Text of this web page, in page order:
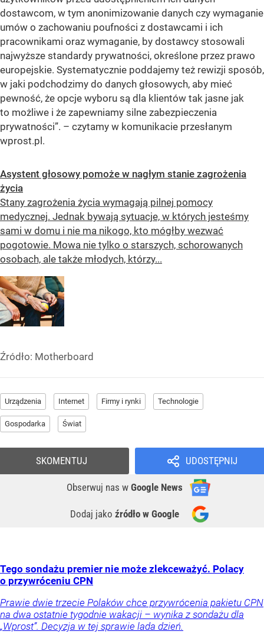
dostawcom, w tym anonimizowanie danych czy wymaganie
umów o zachowaniu poufności z dostawcami i ich
pracownikami oraz wymaganie, by dostawcy stosowali
najwyższe standardy prywatności, określone przez prawo
europejskie. Systematycznie poddajemy też rewizji sposób,
w jaki podchodzimy do danych głosowych, aby mieć
pewność, że opcje wyboru są dla klientów tak jasne jak
to możliwe i że zapewniamy silne zabezpieczenia
prywatności”. – czytamy w komunikacie przesłanym
wprost.pl.
Asystent głosowy pomoże w nagłym stanie zagrożenia
życia
Stany zagrożenia życia wymagają pilnej pomocy
medycznej. Jednak bywają sytuacje, w których jesteśmy
sami w domu i nie ma nikogo, kto mógłby wezwać
pogotowie. Mowa nie tylko o starszych, schorowanych
osobach, ale także młodych, którzy...
Źródło: Motherboard
Urządzenia Internet Firmy i rynki Technologie
Gospodarka Świat
UDOSTĘPNIJ
Obserwuj nas w Google News
Dodaj jako źródło w Google
SKOMENTUJ
Tego sondażu premier nie może zlekceważyć. Polacy
o przywróceniu CPN
Prawie dwie trzecie Polaków chce przywrócenia pakietu CPN
na dwa ostatnie tygodnie wakacji – wynika z sondażu dla
„Wprost”. Decyzja w tej sprawie lada dzień.